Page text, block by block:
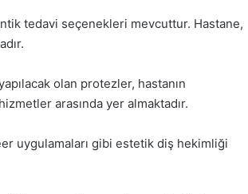
tedavi seçenekleri mevcuttur. Hastane,
olan protezler, hastanın
arasında yer almaktadır.
uygulamaları gibi estetik diş hekimliği